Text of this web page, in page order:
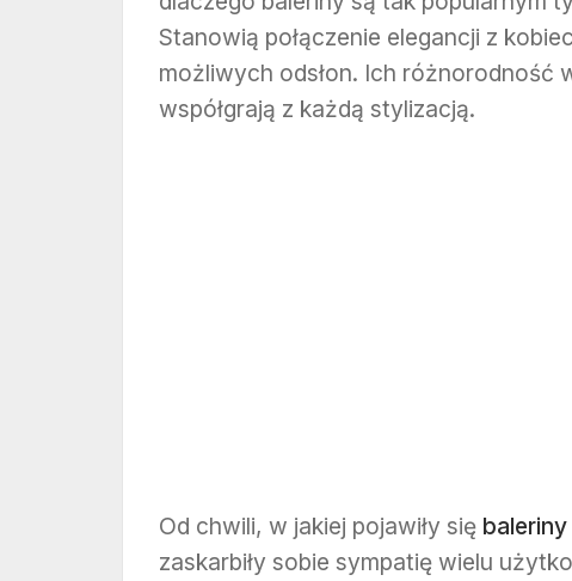
Stanowią połączenie elegancji z
możliwych odsłon. Ich różnorodność
współgrają z każdą stylizacją.
Od chwili, w jakiej pojawiły się baleriny
zaskarbiły sobie sympatię wielu